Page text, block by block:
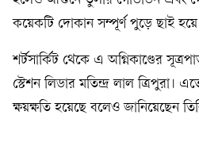
কয়েকটি দোকান সম্পূর্ণ পুড়ে ছাই হয়ে
শর্টসার্কিট থেকে এ অগ্নিকাণ্ডের
স্টেশন লিডার মতিন্দ্র লাল ত্রিপুরা।
ক্ষয়ক্ষতি হয়েছে বলেও জানিয়েছেন